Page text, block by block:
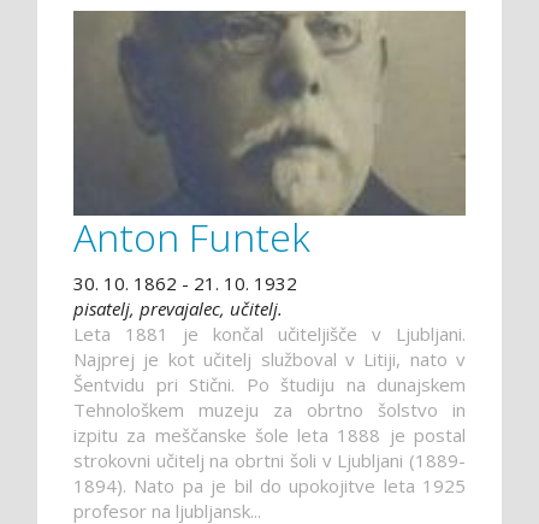
Anton Funtek
30. 10. 1862 - 21. 10. 1932
pisatelj, prevajalec, učitelj.
Leta 1881 je končal učiteljišče v Ljubljani.
Najprej je kot učitelj služboval v Litiji, nato v
Šentvidu pri Stični. Po študiju na dunajskem
Tehnološkem muzeju za obrtno šolstvo in
izpitu za meščanske šole leta 1888 je postal
strokovni učitelj na obrtni šoli v Ljubljani (1889-
1894). Nato pa je bil do upokojitve leta 1925
profesor na ljubljansk...